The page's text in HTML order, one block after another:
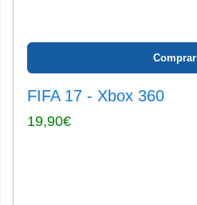
Comprar
FIFA 17 - Xbox 360
19,90€